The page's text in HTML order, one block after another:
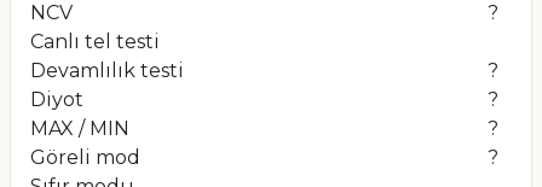
NCV
?
Canlı tel testi
Devamlılık testi
?
Diyot
?
MAX / MIN
?
Göreli mod
?